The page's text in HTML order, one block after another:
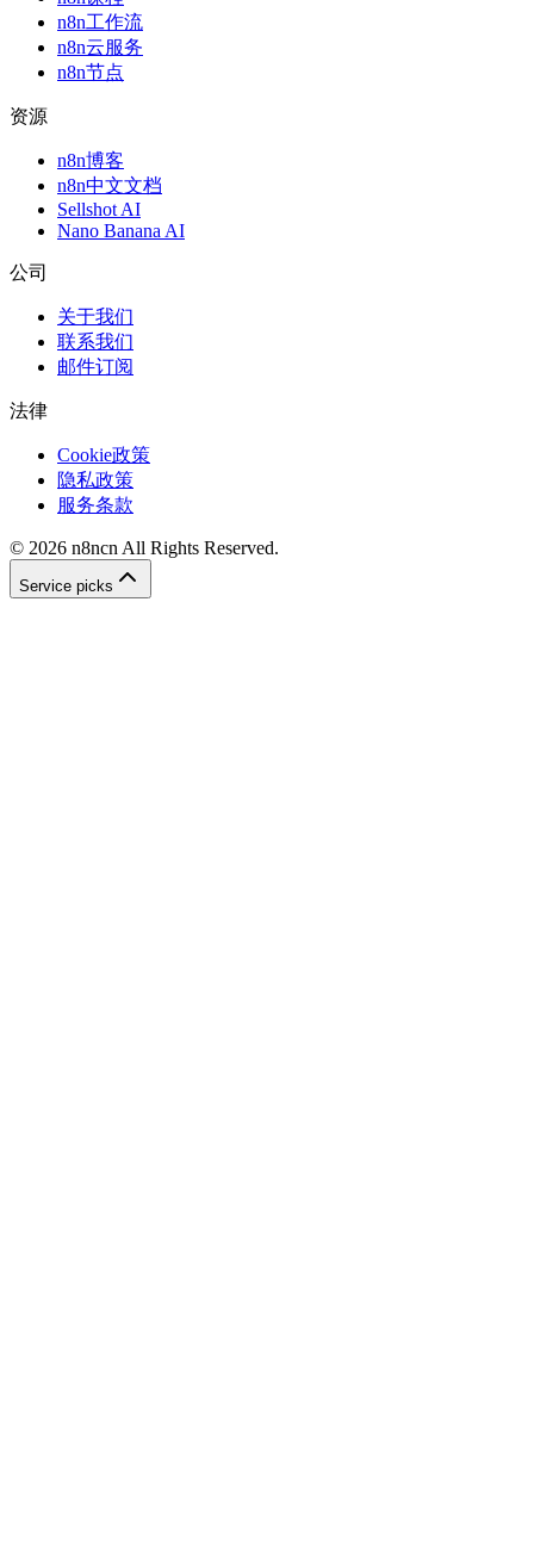
n8n工作流
n8n云服务
n8n节点
资源
n8n博客
n8n中文文档
Sellshot AI
Nano Banana AI
公司
关于我们
联系我们
邮件订阅
法律
Cookie政策
隐私政策
服务条款
© 2026 n8ncn All Rights Reserved.
Service picks